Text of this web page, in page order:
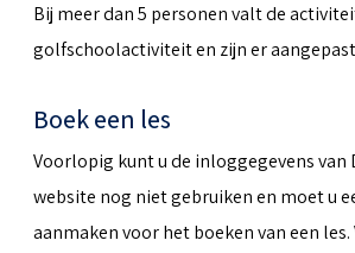
Bij meer dan 5 personen valt de
golfschoolactiviteit en zijn er
Boek een les
Voorlopig kunt u de inloggegevens van
website nog niet gebruiken en moet u
aanmaken voor het boeken van een les.